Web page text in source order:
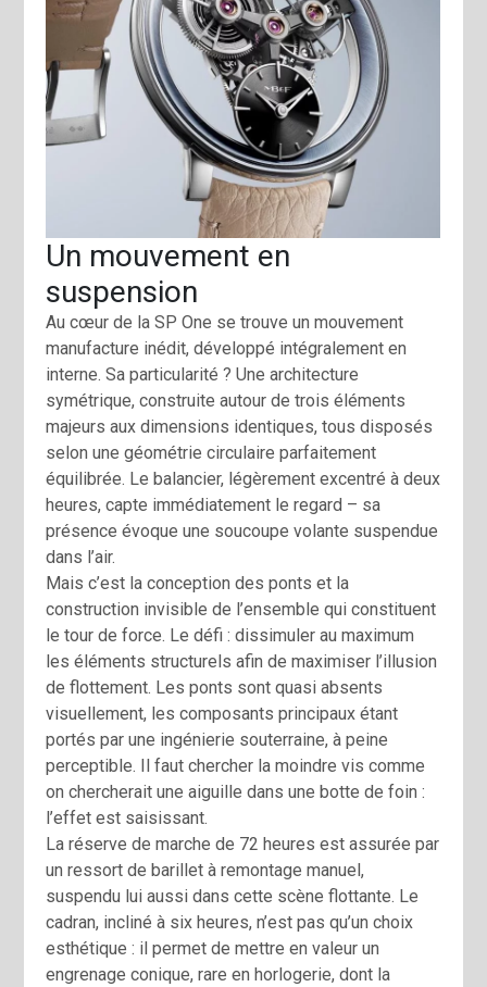
Un mouvement en
suspension
Au cœur de la SP One se trouve un mouvement
manufacture inédit, développé intégralement en
interne. Sa particularité ? Une architecture
symétrique, construite autour de trois éléments
majeurs aux dimensions identiques, tous disposés
selon une géométrie circulaire parfaitement
équilibrée. Le balancier, légèrement excentré à deux
heures, capte immédiatement le regard – sa
présence évoque une soucoupe volante suspendue
dans l’air.
Mais c’est la conception des ponts et la
construction invisible de l’ensemble qui constituent
le tour de force. Le défi : dissimuler au maximum
les éléments structurels afin de maximiser l’illusion
de flottement. Les ponts sont quasi absents
visuellement, les composants principaux étant
portés par une ingénierie souterraine, à peine
perceptible. Il faut chercher la moindre vis comme
on chercherait une aiguille dans une botte de foin :
l’effet est saisissant.
La réserve de marche de 72 heures est assurée par
un ressort de barillet à remontage manuel,
suspendu lui aussi dans cette scène flottante. Le
cadran, incliné à six heures, n’est pas qu’un choix
esthétique : il permet de mettre en valeur un
engrenage conique, rare en horlogerie, dont la